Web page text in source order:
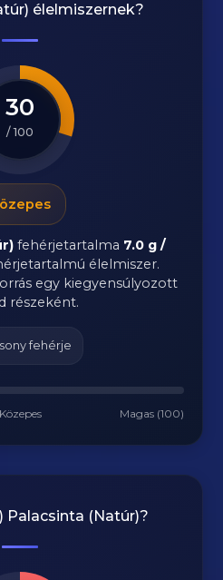
élelmiszernek?
30
/ 100
fehérjetartalma 7.0 g /
élelmiszer.
egy kiegyensúlyozott
részeként.
fehérje
Közepes Magas (100)
Palacsinta (Natúr)?